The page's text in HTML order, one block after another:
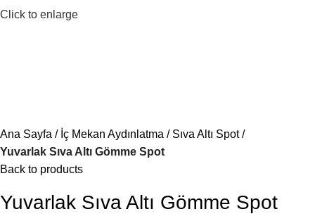
Click to enlarge
Ana Sayfa İç Mekan Aydınlatma
Sıva Altı Spot
Yuvarlak Sıva Altı Gömme Spot
Back to products
Yuvarlak Sıva Altı Gömme Spot